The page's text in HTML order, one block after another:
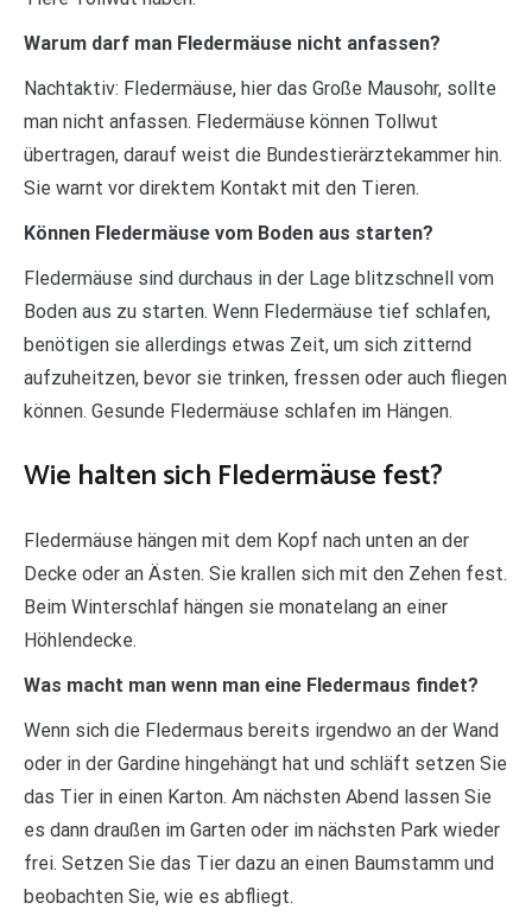
Warum darf man Fledermäuse nicht anfassen?
Nachtaktiv: Fledermäuse, hier das Große Mausohr, sollte
man nicht anfassen. Fledermäuse können Tollwut
übertragen, darauf weist die Bundestierärztekammer hin.
Sie warnt vor direktem Kontakt mit den Tieren.
Können Fledermäuse vom Boden aus starten?
Fledermäuse sind durchaus in der Lage blitzschnell vom
Boden aus zu starten. Wenn Fledermäuse tief schlafen,
benötigen sie allerdings etwas Zeit, um sich zitternd
aufzuheitzen, bevor sie trinken, fressen oder auch fliegen
können. Gesunde Fledermäuse schlafen im Hängen.
Wie halten sich Fledermäuse fest?
Fledermäuse hängen mit dem Kopf nach unten an der
Decke oder an Ästen. Sie krallen sich mit den Zehen fest.
Beim Winterschlaf hängen sie monatelang an einer
Höhlendecke.
Was macht man wenn man eine Fledermaus findet?
Wenn sich die Fledermaus bereits irgendwo an der Wand
oder in der Gardine hingehängt hat und schläft setzen Sie
das Tier in einen Karton. Am nächsten Abend lassen Sie
es dann draußen im Garten oder im nächsten Park wieder
frei. Setzen Sie das Tier dazu an einen Baumstamm und
beobachten Sie, wie es abfliegt.